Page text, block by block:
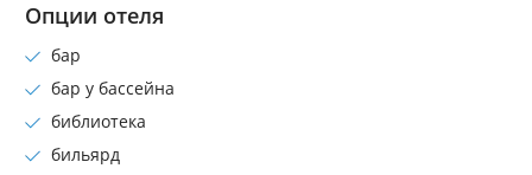
Опции отеля
бар
бар у бассейна
библиотека
бильярд